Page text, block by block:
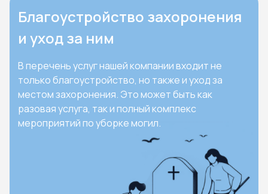
Благоустройство захоронения
и уход за ним
В перечень услуг нашей компании входит не
только благоустройство, но также и уход за
местом захоронения. Это может быть как
разовая услуга, так и полный комплекс
мероприятий по уборке могил.